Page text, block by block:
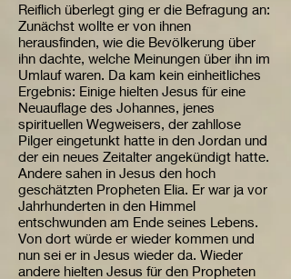
Reiflich überlegt ging er die Befragung an:
Zunächst wollte er von ihnen
herausfinden, wie die Bevölkerung über
ihn dachte, welche Meinungen über ihn im
Umlauf waren. Da kam kein einheitliches
Ergebnis: Einige hielten Jesus für eine
Neuauflage des Johannes, jenes
spirituellen Wegweisers, der zahllose
Pilger eingetunkt hatte in den Jordan und
der ein neues Zeitalter angekündigt hatte.
Andere sahen in Jesus den hoch
geschätzten Propheten Elia. Er war ja vor
Jahrhunderten in den Himmel
entschwunden am Ende seines Lebens.
Von dort würde er wieder kommen und
nun sei er in Jesus wieder da. Wieder
andere hielten Jesus für den Propheten